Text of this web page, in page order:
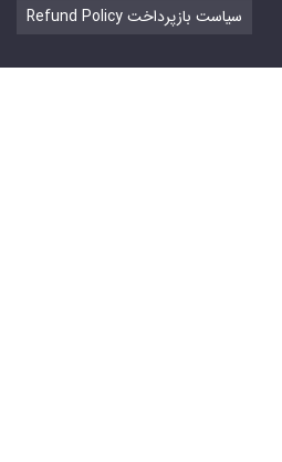
Refund Policy سیاست بازپرداخت